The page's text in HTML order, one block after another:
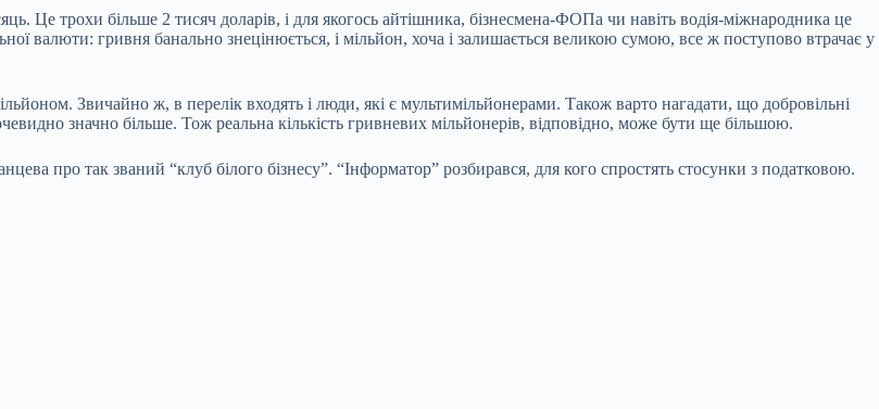
Це трохи більше 2 тисяч доларів, і для якогось айтішника, бізнесмена-ФОПа чи навіть водія-міжнародника це
валюти: гривня банально знецінюється, і мільйон, хоча і залишається великою сумою, все ж поступово втрачає у
Звичайно ж, в перелік входять і люди, які є мультимільйонерами. Також варто нагадати, що добровільні
значно більше. Тож реальна кількість гривневих мільйонерів, відповідно, може бути ще більшою.
про так званий “клуб білого бізнесу”. “Інформатор” розбирався, для кого спростять стосунки з податковою.